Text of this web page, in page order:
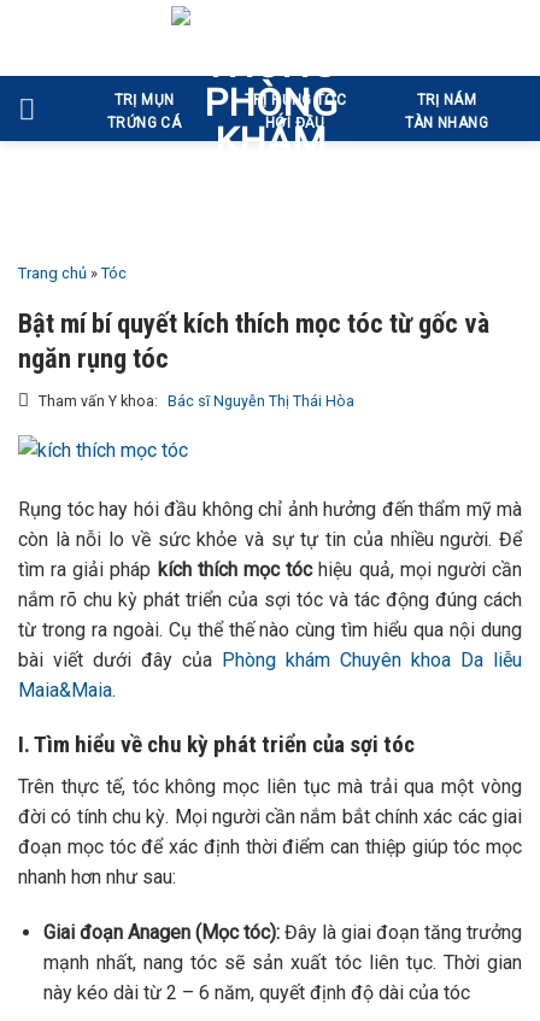
nội
dung
TRỊ MỤN
TRỨNG CÁ
TRỊ RỤNG TÓC
HÓI ĐẦU
TRỊ NÁM
TÀN NHANG
Trang chủ » Tóc
Bật mí bí quyết kích thích mọc tóc từ gốc và
ngăn rụng tóc
Tham vấn Y khoa: Bác sĩ Nguyễn Thị Thái Hòa
Rụng tóc hay hói đầu không chỉ ảnh hưởng đến thẩm mỹ mà
còn là nỗi lo về sức khỏe và sự tự tin của nhiều người. Để
tìm ra giải pháp kích thích mọc tóchiệu quả, mọi người cần
nắm rõ chu kỳ phát triển của sợi tóc và tác động đúng cách
từ trong ra ngoài. Cụ thể thế nào cùng tìm hiểu qua nội dung
bài viết dưới đây của Phòng khám Chuyên khoa Da liễu
Maia&Maia.
I. Tìm hiểu về chu kỳ phát triển của sợi tóc
Trên thực tế, tóc không mọc liên tục mà trải qua một vòng
đời có tính chu kỳ. Mọi người cần nắm bắt chính xác các giai
đoạn mọc tóc để xác định thời điểm can thiệp giúp tóc mọc
nhanh hơn như sau:
Giai đoạn Anagen (Mọc tóc):Đây là giai đoạn tăng trưởng
mạnh nhất, nang tóc sẽ sản xuất tóc liên tục. Thời gian
này kéo dài từ 2 – 6 năm, quyết định độ dài của tóc